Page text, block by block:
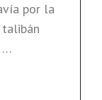
por la
…